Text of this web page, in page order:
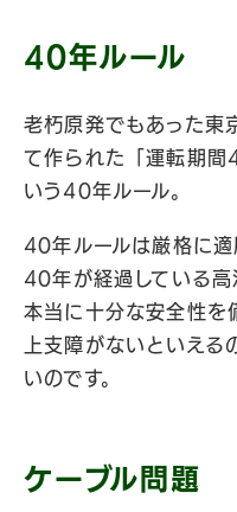
40年ルール
老朽原発でもあった東
て作られた「運転期
いう40年ルール。
40年ルールは厳格に適
40年が経過している
本当に十分な安全性を
上支障がないといえる
いのです。
ケーブル問題